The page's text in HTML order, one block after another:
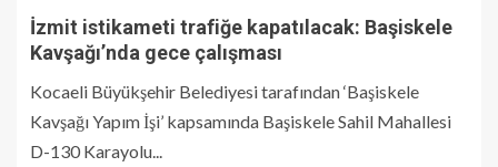
İzmit istikameti trafiğe kapatılacak: Başiskele
Kavşağı’nda gece çalışması
Kocaeli Büyükşehir Belediyesi tarafından ‘Başiskele
Kavşağı Yapım İşi’ kapsamında Başiskele Sahil Mahallesi
D-130 Karayolu...